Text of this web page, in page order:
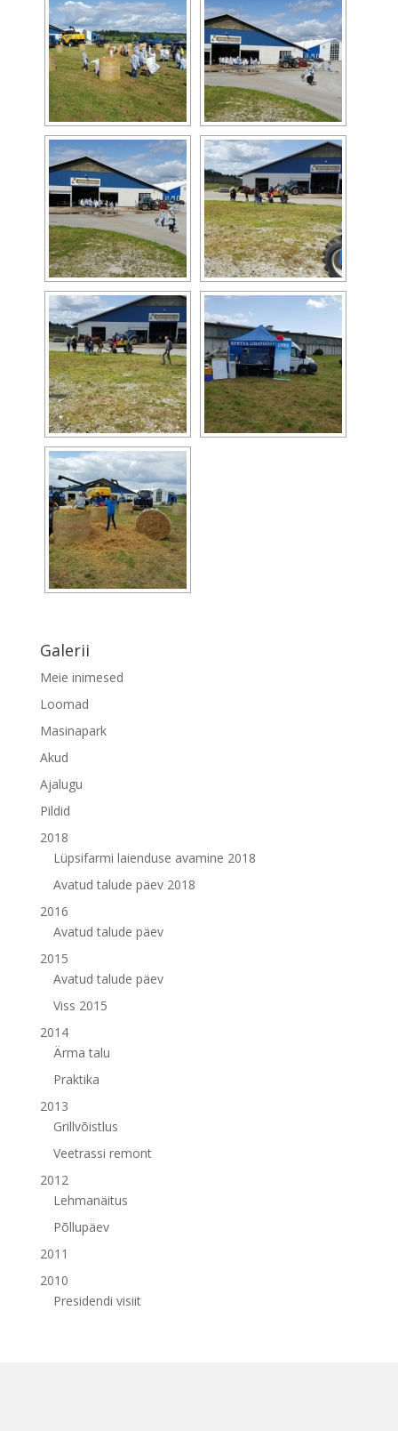
Galerii
Meie inimesed
Loomad
Masinapark
Akud
Ajalugu
Pildid
2018
Lüpsifarmi laienduse avamine 2018
Avatud talude päev 2018
2016
Avatud talude päev
2015
Avatud talude päev
Viss 2015
2014
Ärma talu
Praktika
2013
Grillvõistlus
Veetrassi remont
2012
Lehmanäitus
Põllupäev
2011
2010
Presidendi visiit